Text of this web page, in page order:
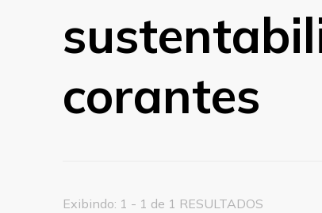
corantes
Exibindo: 1 - 1 de 1 RESULTADOS